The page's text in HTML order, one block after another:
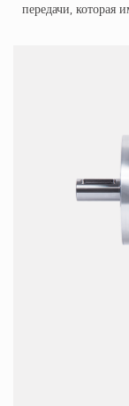
передачи, которая